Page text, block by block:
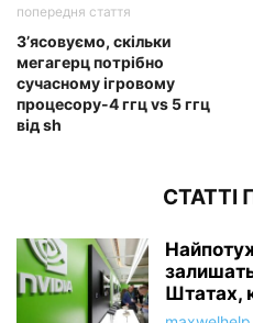
попередня стаття
З’ясовуємо, скільки
мегагерц потрібно
сучасному ігровому
процесору-4 ггц vs 5 ггц
від sh
СТАТТІ
Штатах,